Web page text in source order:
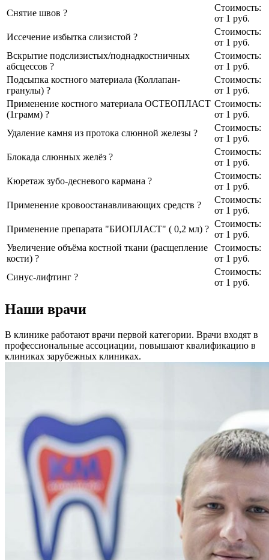
Снятие швов ?
Стоимость:
от 1 руб.
Иссечение избытка слизистой ?
Стоимость:
от 1 руб.
Вскрытие подслизистых/поднадкостничных
абсцессов ?
Стоимость:
от 1 руб.
Подсыпка костного материала (Коллапан-
гранулы) ?
Стоимость:
от 1 руб.
Применение костного материала ОСТЕОПЛАСТ
(1грамм) ?
Стоимость:
от 1 руб.
Удаление камня из протока слюнной железы ?
Стоимость:
от 1 руб.
Блокада слюнных желёз ?
Стоимость:
от 1 руб.
Кюретаж зубо-десневого кармана ?
Стоимость:
от 1 руб.
Применение кровоостанавливающих средств ?
Стоимость:
от 1 руб.
Применение препарата "БИОПЛАСТ" ( 0,2 мл) ?
Стоимость:
от 1 руб.
Увеличение объёма костной ткани (расщепление
кости) ?
Стоимость:
от 1 руб.
Синус-лифтинг ?
Стоимость:
от 1 руб.
Наши врачи
В клинике работают врачи первой категории. Врачи входят в
профессиональные ассоциации, повышают квалификацию в
клиниках зарубежных клиниках.